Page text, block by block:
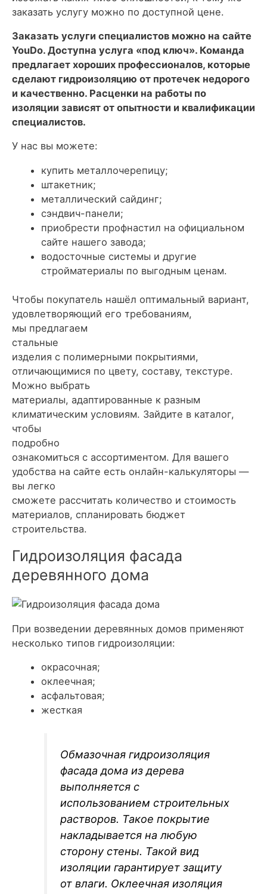
заказать услугу можно по доступной цене.
Заказать услуги специалистов можно на сайте
YouDo. Доступна услуга «под ключ». Команда
предлагает хороших профессионалов, которые
сделают гидроизоляцию от протечек недорого
и качественно. Расценки на работы по
изоляции зависят от опытности и квалификации
специалистов.
У нас вы можете:
купить металлочерепицу;
штакетник;
металлический сайдинг;
сэндвич-панели;
приобрести профнастил на официальном
сайте нашего завода;
водосточные системы и другие
стройматериалы по выгодным ценам.
Чтобы покупатель нашёл оптимальный вариант,
удовлетворяющий его требованиям,
мы предлагаем
стальные
изделия с полимерными покрытиями,
отличающимися по цвету, составу, текстуре.
Можно выбрать
материалы, адаптированные к разным
климатическим условиям. Зайдите в каталог,
чтобы
подробно
ознакомиться с ассортиментом. Для вашего
удобства на сайте есть онлайн-калькуляторы —
вы легко
сможете рассчитать количество и стоимость
материалов, спланировать бюджет
строительства.
Гидроизоляция фасада
деревянного дома
При возведении деревянных домов применяют
несколько типов гидроизоляции:
окрасочная;
оклеечная;
асфальтовая;
жесткая
Обмазочная гидроизоляция
фасада дома из дерева
выполняется с
использованием строительных
растворов. Такое покрытие
накладывается на любую
сторону стены. Такой вид
изоляции гарантирует защиту
от влаги. Оклеечная изоляция